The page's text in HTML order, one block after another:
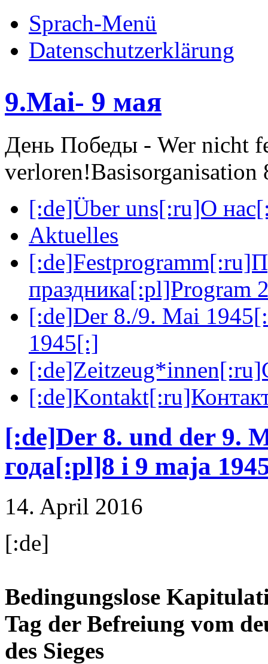
Sprach-Menü
Datenschutzerklärung
9.Mai- 9 мая
День Победы - Wer nicht
verloren!
[:de]Über uns[:ru]О
Aktuelles
праздника[:pl]Program
[:de]Der 8./9. Mai
1945[:]
[:de]Der 8. und der 9.
года[:pl]8 i 9 maja
14. April 2016
[:de]
Bedingungslose
Tag der Befreiung vom
des Sieges